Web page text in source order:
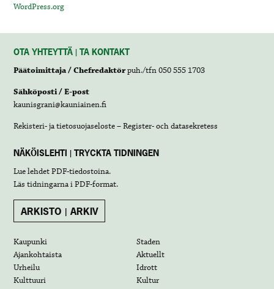
WordPress.org
OTA YHTEYTTÄ | TA KONTAKT
Päätoimittaja / Chefredaktörpuh./tfn 050 555 1703
Sähköposti / E-post
kaunisgrani@kauniainen.fi
Rekisteri- ja tietosuojaseloste – Register- och datasekretess
NÄKÖISLEHTI | TRYCKTA TIDNINGEN
Lue lehdetPDF-tiedostoina.
Läs tidningarna iPDF-format.
ARKISTO | ARKIV
Kaupunki
Staden
Ajankohtaista
Aktuellt
Urheilu
Idrott
Kulttuuri
Kultur